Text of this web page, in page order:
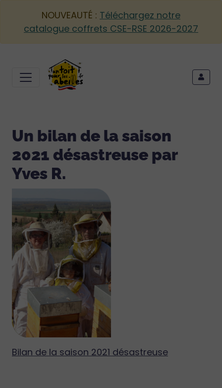
NOUVEAUTÉ : Téléchargez notre
catalogue coffrets CSE-RSE 2026-2027
Un bilan de la saison
2021 désastreuse par
Yves R.
Bilan de la saison 2021 désastreuse